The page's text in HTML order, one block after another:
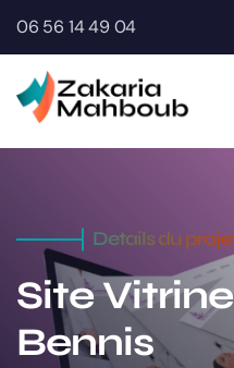
06 56 14 49 04
Details du
Site
Bennis